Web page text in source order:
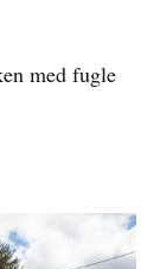
med fugle